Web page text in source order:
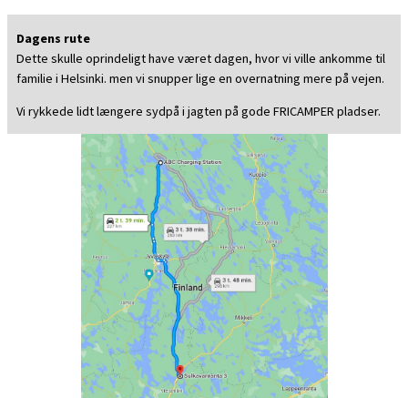
Dagens rute
Dette skulle oprindeligt have været dagen, hvor vi ville ankomme til
familie i Helsinki. men vi snupper lige en overnatning mere på vejen.
Vi rykkede lidt længere sydpå i jagten på gode FRICAMPER pladser.